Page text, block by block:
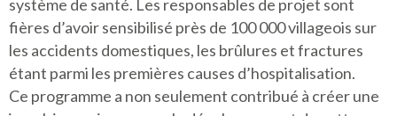
système de santé. Les responsables de projet sont
fières d’avoir sensibilisé près de 100 000 villageois sur
les accidents domestiques, les brûlures et fractures
étant parmi les premières causes d’hospitalisation.
Ce programme a non seulement contribué à créer une